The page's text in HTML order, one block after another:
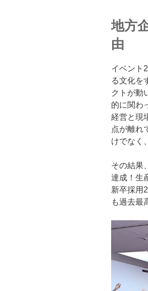
地方
由
イベント
る文化を
クトが動
的に関わ
経営と現
点が離れ
けでなく
その結果
達成！生
新卒採用
も過去最